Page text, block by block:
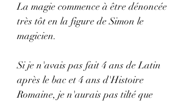
La magie commence à être dénoncée
très tôt en la figure de Simon le
magicien.
Si je n'avais pas fait 4 ans de Latin
après le bac et 4 ans d'Histoire
Romaine, je n'aurais pas tilté que